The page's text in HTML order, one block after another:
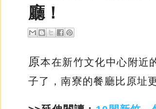
廳！
原本在新竹文化中心附近
子了，南寮的餐廳比原址